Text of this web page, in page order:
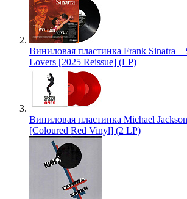
Виниловая пластинка Frank Sinatra –
Lovers [2025 Reissue] (LP)
Виниловая пластинка Michael
[Coloured Red Vinyl] (2 LP)